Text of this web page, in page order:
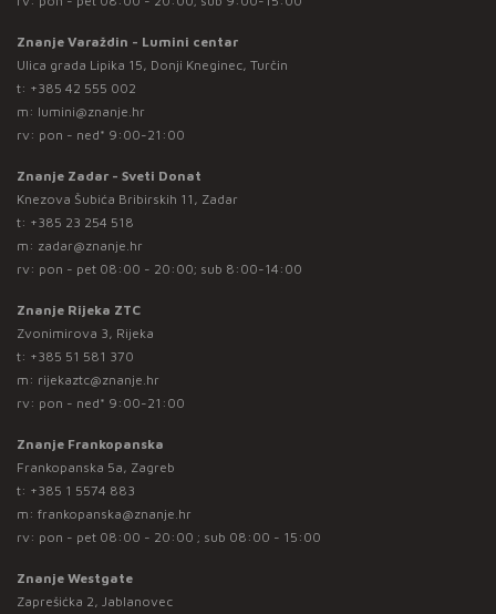
Znanje Varaždin - Lumini centar
Ulica grada Lipika 15, Donji Kneginec, Turčin
t: +385 42 555 002
m: lumini@znanje.hr
rv: pon - ned* 9:00-21:00
Znanje Zadar - Sveti Donat
Knezova Šubića Bribirskih 11, Zadar
t: +385 23 254 518
m: zadar@znanje.hr
rv: pon - pet 08:00 - 20:00; sub 8:00-14:00
Znanje Rijeka ZTC
Zvonimirova 3, Rijeka
t: +385 51 581 370
m: rijekaztc@znanje.hr
rv: pon - ned* 9:00-21:00
Znanje Frankopanska
Frankopanska 5a, Zagreb
t: +385 1 5574 883
m: frankopanska@znanje.hr
rv: pon - pet 08:00 - 20:00 ; sub 08:00 - 15:00
Znanje Westgate
Zaprešićka 2, Jablanovec